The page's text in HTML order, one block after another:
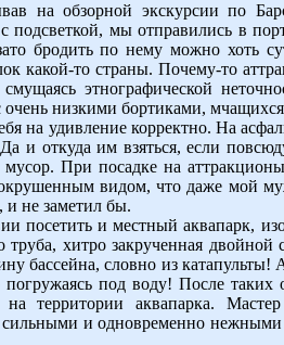
на обзорной экскурсии по
мы отправились в
бродить по нему можно хоть
какой-то страны. Почему-то
этнографической
низкими бортиками, мчащихся
на удивление корректно. На
и откуда им взяться, если
При посадке на
видом, что даже мой
и не заметил бы.
посетить и местный
хитро закрученная
бассейна, словно из
под воду! После
территории аквапарка.
и одновременно нежными